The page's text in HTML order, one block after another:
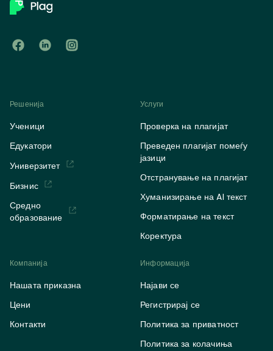
Решенија
Ученици
Едукатори
Универзитет
Бизнис
Средно
образование
Услуги
Проверка на плагијат
Преведен плагијат помеѓу
јазици
Отстранување на плагијат
Хуманизирање на AI текст
Форматирање на текст
Коректура
Компанија
Нашата приказна
Цени
Контакти
Информација
Најави се
Регистрирај се
Политика за приватност
Политика за колачиња